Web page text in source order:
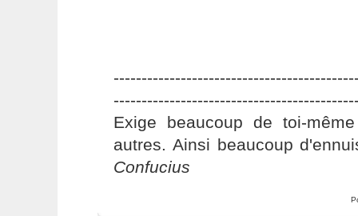
Exige beaucoup de toi-
autres. Ainsi beaucoup
Confucius